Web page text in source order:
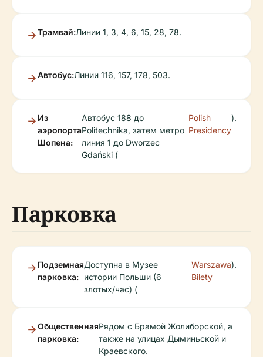
Трамвай:Линии 1, 3, 4, 6, 15, 28, 78.
Автобус:Линии 116, 157, 178, 503.
Из
аэропорта
Шопена:
Автобус 188 до
Politechnika, затем метро
линия 1 до Dworzec
Gdański (
Polish
Presidency
).
Парковка
Подземная
парковка:
Доступна в Музее
истории Польши (6
злотых/час) (
Warszawa
Bilety
).
Общественная
парковка:
Рядом с Брамой Жолиборской, а
также на улицах Дыминьской и
Краевского.